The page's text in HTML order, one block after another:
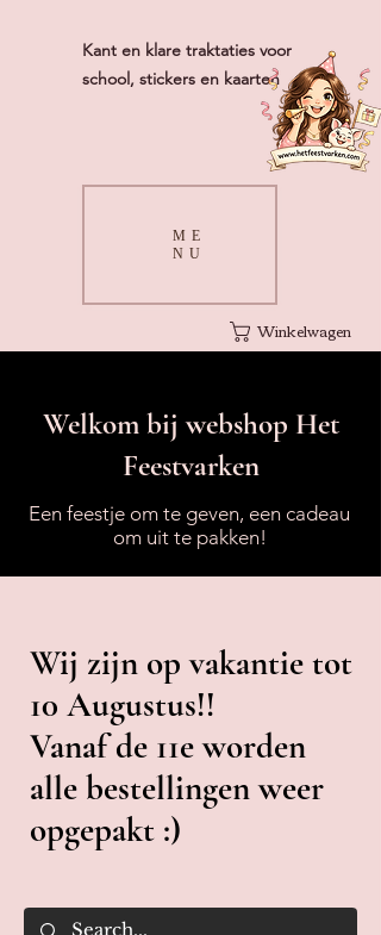
Winkelwagen
Welkom bij webshop Het
Feestvarken
Een feestje om te geven, een cadeau
om uit te pakken!
ME
NU
Kant en klare traktaties voor
school, stickers en kaarten
Wij zijn op vakantie tot
10 Augustus!!
Vanaf de 11e worden
alle bestellingen weer
opgepakt :)